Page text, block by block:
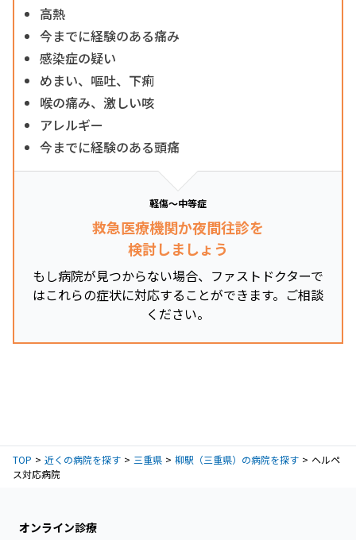
高熱
今までに経験のある痛み
感染症の疑い
めまい、嘔吐、下痢
喉の痛み、激しい咳
アレルギー
今までに経験のある頭痛
軽傷～中等症
救急医療機関か夜間往診を
検討しましょう
もし病院が見つからない場合、ファストドクターで
はこれらの症状に対応することができます。ご相談
ください。
TOP 近くの病院を探す 三重県 柳駅（三重県）の病院を探す
ヘルペ
ス対応病院
オンライン診療